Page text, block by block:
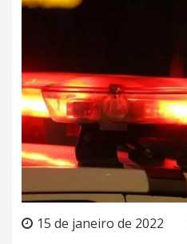
15 de janeiro de 2022